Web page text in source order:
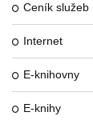
Ceník služeb
Internet
E-knihovny
E-knihy